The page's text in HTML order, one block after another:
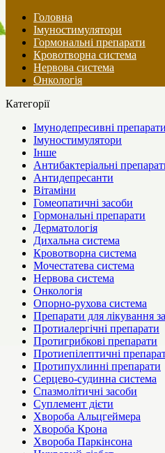
Головна
Імуностимулятори
Гормональні препарати
Кровотворна система
Нервова система
Онкологія
Категорії
Імунодепресивні препарати
Імуностимулятори
Інше
Антибактеріальні
Антидепресанти
Вітаміни
Гомеопатичні засоби
Гормональні препарати
Дерматологія
Дихальна система
Кровотворна система
Мочестатева система
Нервова система
Онкологія
Опорно-рухова система
Препарати для лікування
Протиалергічні препарати
Протигрибкові препарати
Протиепілептичні
Протипухлинні препарати
Серцево-судинна система
Спазмолітичні засоби
Суплемент дієти
Хвороба Альцгеймера
Хвороба Крона
Хвороба Паркінсона